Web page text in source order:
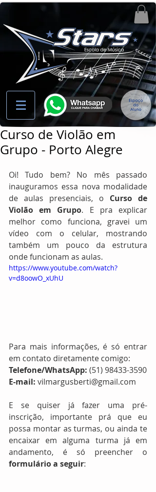
Curso de Violão em
Grupo - Porto Alegre
Oi! Tudo bem? No mês passado
inauguramos essa nova modalidade
de aulas presenciais, o Curso de
Violão em Grupo. E pra explicar
melhor como funciona, gravei um
vídeo com o celular, mostrando
também um pouco da estrutura
onde funcionam as aulas.
https://www.youtube.com/watch?
v=d8oowO_xUhU
Para mais informações, é só entrar
em contato diretamente comigo:
Telefone/WhatsApp: (51) 98433-3590
E-mail: vilmargusberti@gmail.com
E se quiser já fazer uma pré-
inscrição, importante prá que eu
possa montar as turmas, ou ainda te
encaixar em alguma turma já em
formulário a seguir: